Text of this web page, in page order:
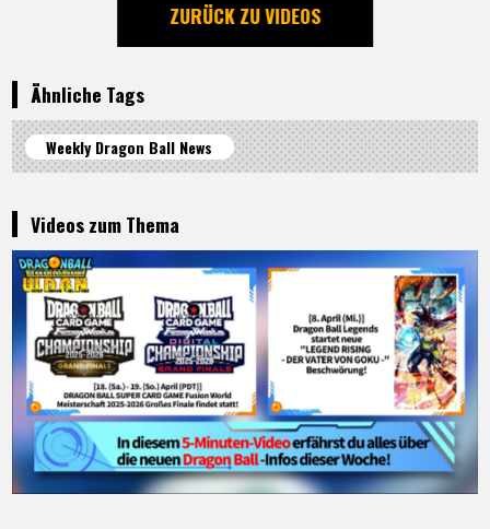
ZURÜCK ZU VIDEOS
Ähnliche Tags
Weekly Dragon Ball News
Videos zum Thema